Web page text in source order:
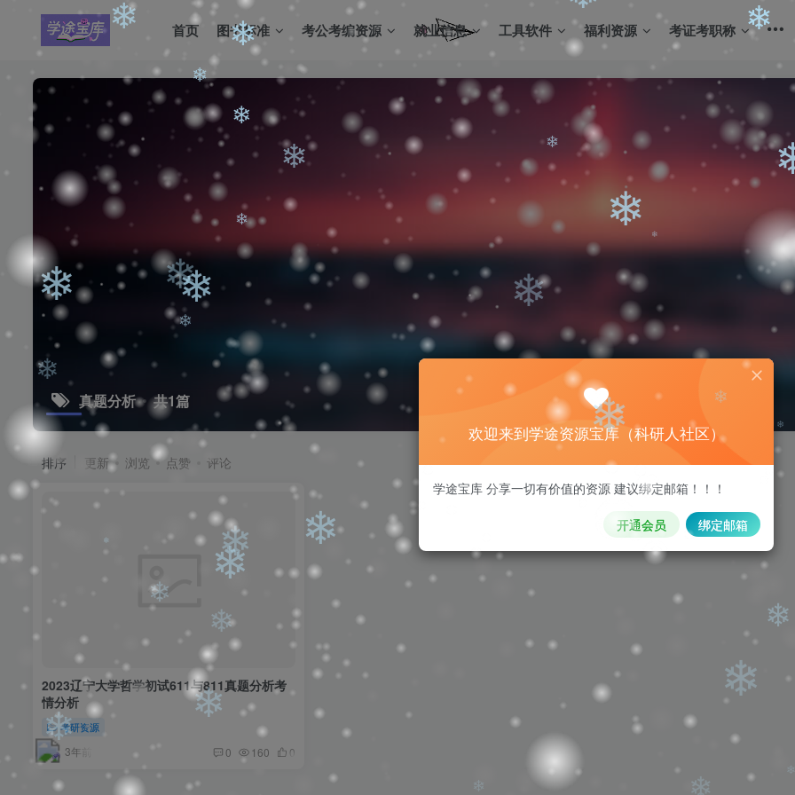
首页 图书标准 考公考编资源 就业信息 工具软件 福利资源 考证考职称
真题分析 共1篇
排序 更新 浏览 点赞 评论
2023辽宁大学哲学初试611与811真题分析考
情分析
考研资源
3年前 0 160 0
欢迎来到学途资源宝库（科研人社区）
学途宝库 分享一切有价值的资源 建议绑定邮箱！！！
开通会员 绑定邮箱
❄
❄
❄
❄
❄
❄
❄ ❄
❄
❄
❄
❄
❄ ❄ ❄
❄
❄
❄
❄
❄
❄ ❄
❄
❄
❄